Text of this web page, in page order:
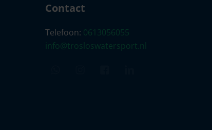
Contact
Telefoon: 0613056055
info@trosloswatersport.nl